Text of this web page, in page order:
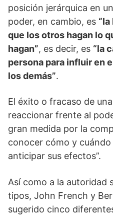
posición jerárquica en
poder, en cambio, es
que los otros hagan lo
hagan”, es decir, es “la
persona para influir en
los demás”.
El éxito o fracaso de
reaccionar frente al
gran medida por la
conocer cómo y
anticipar sus efectos”.
Así como a la autoridad
tipos, John French y
sugerido cinco